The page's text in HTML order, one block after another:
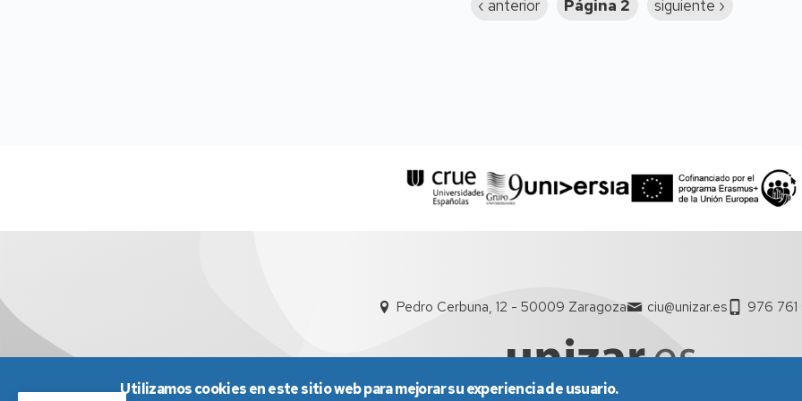
Página
‹ anterior Página 2
Siguiente
siguiente ›
Pedro Cerbuna, 12 - 50009 Zaragoza ciu@unizar.es 976
Utilizamos cookies en este sitio web para mejorar su experiencia de usuario.